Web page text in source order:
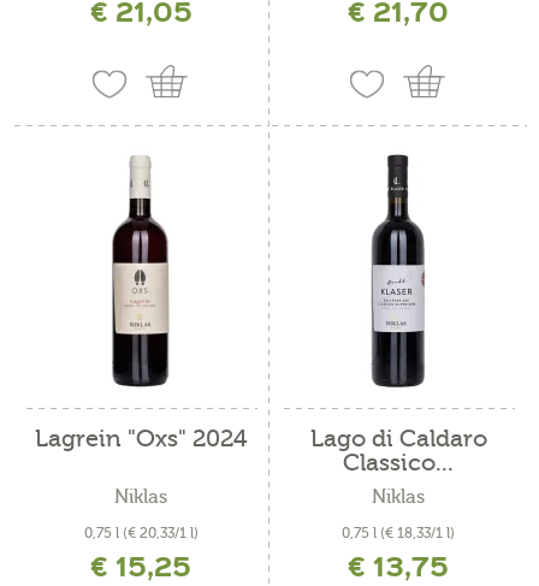
€ 21,05 € 21,70
Lagrein "Oxs" 2024
Niklas
0,75 l (€ 20,33/1 l)
€ 15,25
Lago di Caldaro
Classico...
Niklas
0,75 l (€ 18,33/1 l)
€ 13,75